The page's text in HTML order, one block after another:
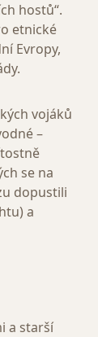
hostů“.
etnické
Evropy,
vojáků
–
se na
dopustili
a
a starší